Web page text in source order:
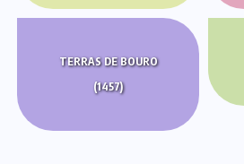
TERRAS DE BOURO
(1457)